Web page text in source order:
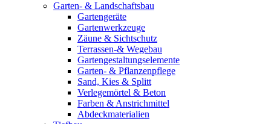
Garten- & Landschaftsbau
Gartengeräte
Gartenwerkzeuge
Zäune & Sichtschutz
Terrassen-& Wegebau
Gartengestaltungselemente
Garten- & Pflanzenpflege
Sand, Kies & Splitt
Verlegemörtel & Beton
Farben & Anstrichmittel
Abdeckmaterialien